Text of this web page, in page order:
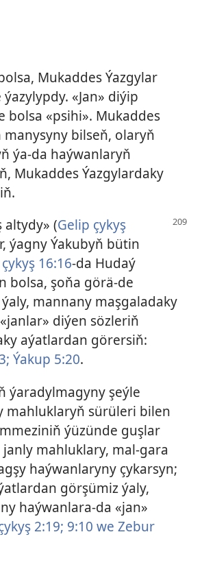
Mukaddes Ýazgylar
«Jan» diýip
bolsa «psihi». Mukaddes
manysyny bilseň, olaryň
ýa-da haýwanlaryň
Mukaddes Ýazgylardaky
(Gelip çykyş
ýagny Ýakubyň bütin
16:16-da Hudaý
bolsa, şoňa görä-de
mannany maşgaladaky
diýen sözleriň
aýatlardan görersiň:
Ýakup 5:20.
ýaradylmagyny şeýle
mahluklaryň sürüleri bilen
ýüzünde guşlar
mahluklary, mal-gara
haýwanlaryny çykarsyn;
görşümiz ýaly,
haýwanlara-da «jan»
2:19; 9:10 we Zebur